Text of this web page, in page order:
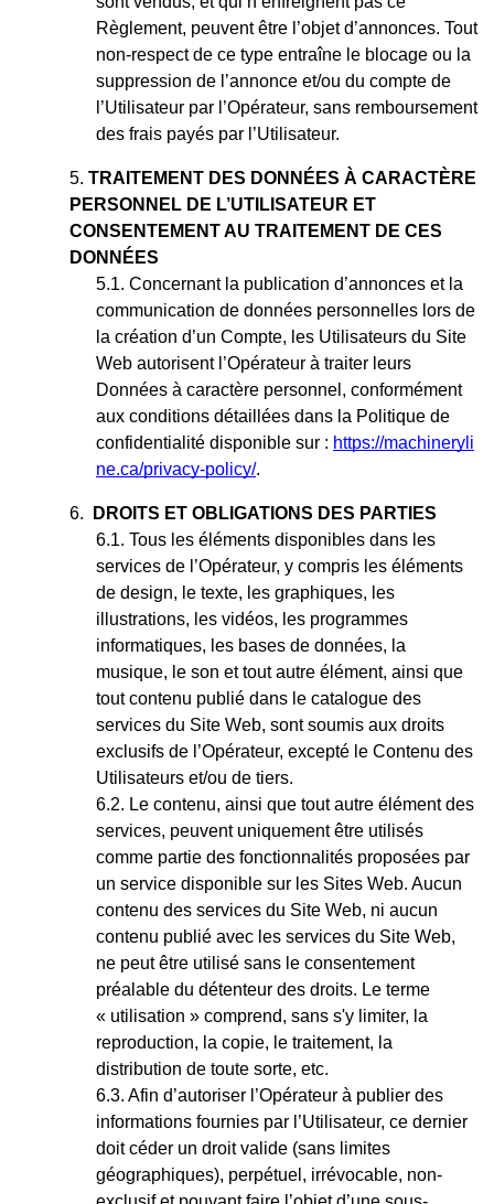
Règlement, peuvent être l’objet d’annonces. Tout
non-respect de ce type entraîne le blocage ou la
suppression de l’annonce et/ou du compte de
l’Utilisateur par l’Opérateur, sans remboursement
des frais payés par l’Utilisateur.
TRAITEMENT DES DONNÉES À CARACTÈRE
PERSONNEL DE L’UTILISATEUR ET
CONSENTEMENT AU TRAITEMENT DE CES
DONNÉES
Concernant la publication d’annonces et la
communication de données personnelles lors de
la création d’un Compte, les Utilisateurs du Site
Web autorisent l’Opérateur à traiter leurs
Données à caractère personnel, conformément
aux conditions détaillées dans la Politique de
confidentialité disponible sur : https://machineryli
ne.ca/privacy-policy/.
DROITS ET OBLIGATIONS DES PARTIES
Tous les éléments disponibles dans les
services de l’Opérateur, y compris les éléments
de design, le texte, les graphiques, les
illustrations, les vidéos, les programmes
informatiques, les bases de données, la
musique, le son et tout autre élément, ainsi que
tout contenu publié dans le catalogue des
services du Site Web, sont soumis aux droits
exclusifs de l’Opérateur, excepté le Contenu des
Utilisateurs et/ou de tiers.
Le contenu, ainsi que tout autre élément des
services, peuvent uniquement être utilisés
comme partie des fonctionnalités proposées par
un service disponible sur les Sites Web. Aucun
contenu des services du Site Web, ni aucun
contenu publié avec les services du Site Web,
ne peut être utilisé sans le consentement
préalable du détenteur des droits. Le terme
« utilisation » comprend, sans s'y limiter, la
reproduction, la copie, le traitement, la
distribution de toute sorte, etc.
Afin d’autoriser l’Opérateur à publier des
informations fournies par l’Utilisateur, ce dernier
doit céder un droit valide (sans limites
géographiques), perpétuel, irrévocable, non-